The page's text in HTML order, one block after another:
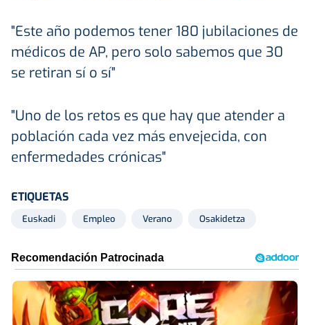
"Este año podemos tener 180 jubilaciones de
médicos de AP, pero solo sabemos que 30
se retiran sí o sí"
"Uno de los retos es que hay que atender a
población cada vez más envejecida, con
enfermedades crónicas"
ETIQUETAS
Euskadi Empleo Verano Osakidetza